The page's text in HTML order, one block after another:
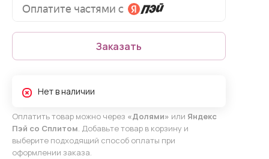
Заказать
Нет в наличии
Оплатить товар можно через «Долями» или Яндекс
Пэй со Сплитом. Добавьте товар в корзину и
выберите подходящий способ оплаты при
оформлении заказа.